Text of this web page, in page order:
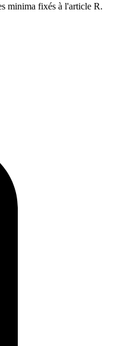
minima fixés à l'article R.